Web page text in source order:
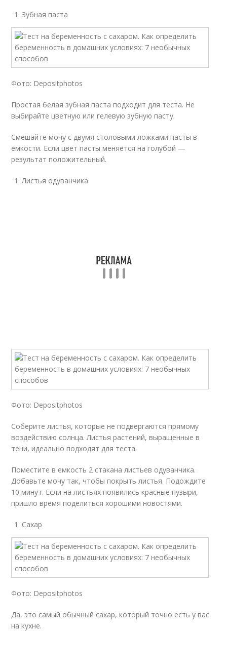
Зубная паста
Фото: Depositphotos
Простая белая зубная паста подходит для теста. Не
выбирайте цветную или гелевую зубную пасту.
Смешайте мочу с двумя столовыми ложками пасты в
емкости. Если цвет пасты меняется на голубой —
результат положительный.
Листья одуванчика
Фото: Depositphotos
Соберите листья, которые не подвергаются прямому
воздействию солнца. Листья растений, выращенные в
тени, идеально подходят для теста.
Поместите в емкость 2 стакана листьев одуванчика.
Добавьте мочу так, чтобы покрыть листья. Подождите
10 минут. Если на листьях появились красные пузыри,
пришло время поделиться хорошими новостями.
Сахар
Фото: Depositphotos
Да, это самый обычный сахар, который точно есть у вас
на кухне.